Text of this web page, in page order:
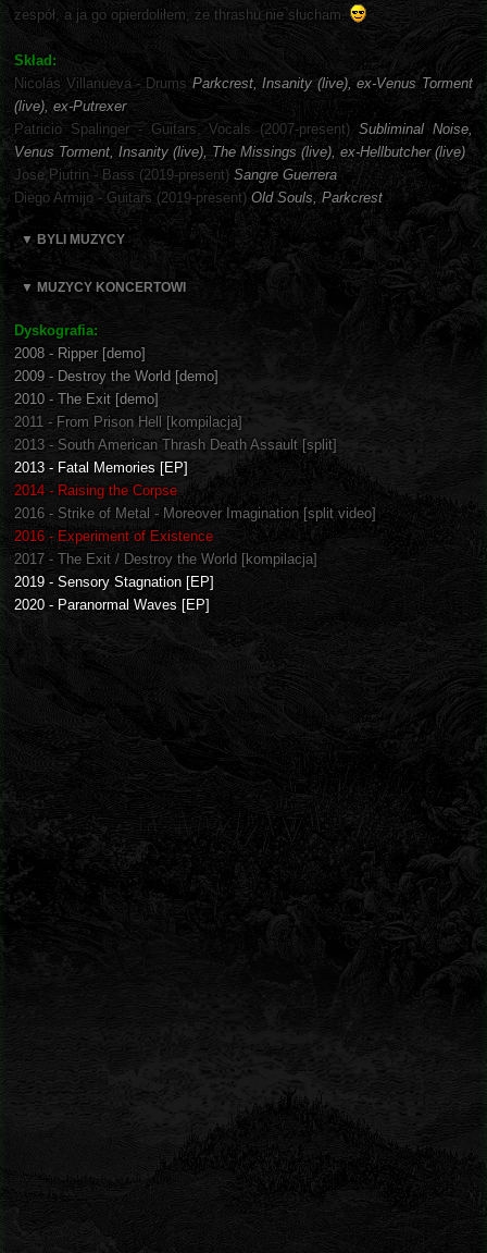
zespół, a ja go opierdoliłem, że thrashu nie słucham.
Skład:
Nicolás Villanueva - Drums Parkcrest, Insanity (live), ex-Venus Torment
(live), ex-Putrexer
Patricio Spalinger - Guitars, Vocals (2007-present)Subliminal Noise,
Venus Torment, Insanity (live), The Missings (live), ex-Hellbutcher (live)
Jose Piutrin - Bass (2019-present) Sangre Guerrera
Diego Armijo - Guitars (2019-present) Old Souls, Parkcrest
▼ BYLI MUZYCY
▼ MUZYCY KONCERTOWI
Dyskografia:
2008 - Ripper [demo]
2009 - Destroy the World [demo]
2010 - The Exit [demo]
2011 - From Prison Hell [kompilacja]
2013 - South American Thrash Death Assault [split]
2013 - Fatal Memories [EP]
2014 - Raising the Corpse
2016 - Strike of Metal - Moreover Imagination [split video]
2016 - Experiment of Existence
2017 - The Exit / Destroy the World [kompilacja]
2019 - Sensory Stagnation [EP]
2020 - Paranormal Waves [EP]